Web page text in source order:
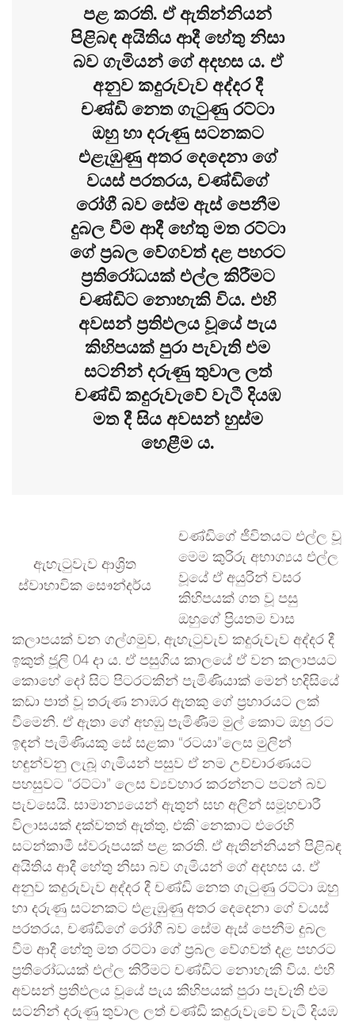
පළ කරති. ඒ ඇතින්නියන්
පිළිබඳ අයිතිය ආදී හේතු නිසා
බව ගැමියන් ගේ අදහස ය. ඒ
අනුව කදුරුවැව අද්දර දී
චණ්ඩි නෙත ගැටුණු රට්ටා
ඔහු හා දරුණු සටනකට
එළැඹුණු අතර දෙදෙනා ගේ
වයස් පරතරය, චණ්ඩිගේ
රෝගී බව සේම ඇස් පෙනීම
දුබල වීම ආදී හේතු මත රට්ටා
ගේ ප්‍රබල වේගවත් දළ පහරට
ප්‍රතිරෝධයක් එල්ල කිරීමට
චණ්ඩිට නොහැකි විය. එහි
අවසන් ප්‍රතිඵලය වූයේ පැය
කිහිපයක් පුරා පැවැති එම
සටනින් දරුණු තුවාල ලත්
චණ්ඩි කදුරුවැවේ වැටී දියඹ
මත දී සිය අවසන් හුස්ම
හෙළීම ය.
ඇහැටුවැව ආශ්‍රිත
ස්වාභාවික සෞන්දර්ය
චණ්ඩිගේ ජීවිතයට එල්ල වූ
මෙම කුරිරු අභාග්‍යය එල්ල
වූයේ ඒ අයුරින් වසර
කිහිපයක් ගත වූ පසු
ඔහුගේ ප්‍රියතම වාස
කලාපයක් වන ගල්ගමුව, ඇහැටුවැව කදුරුවැව අද්දර දී
ඉකුත් ජූලි 04 දා ය. ඒ පසුගිය කාලයේ ඒ වන කලාපයට
කොහේ දෝ සිට පිටරටකින් පැමිණියාක් මෙන් හදිසියේ
කඩා පාත් වූ තරුණ නාඹර ඇතකු ගේ ප්‍රහාරයට ලක්
වීමෙනි. ඒ ඇතා ගේ අහඹු පැමිණීම මුල් කොට ඔහු රට
ඉඳන් පැමිණියකු සේ සළකා “රටයා”ලෙස මුලින්
හඳුන්වනු ලැබූ ගැමියන් පසුව ඒ නම උච්චාරණයට
පහසුවට “රට්ටා” ලෙස ව්‍යවහාර කරන්නට පටන් බව
පැවසෙයි. සාමාන්‍යයෙන් ඇතුන් සහ අලින් සමූහචාරී
විලාසයක් දක්වතත් ඇත්තු, එකි`නෙකාට එරෙහි
සටන්කාමී ස්වරූපයක් පළ කරති. ඒ ඇතින්නියන් පිළිබඳ
අයිතිය ආදී හේතු නිසා බව ගැමියන් ගේ අදහස ය. ඒ
අනුව කදුරුවැව අද්දර දී චණ්ඩි නෙත ගැටුණු රට්ටා ඔහු
හා දරුණු සටනකට එළැඹුණු අතර දෙදෙනා ගේ වයස්
පරතරය, චණ්ඩිගේ රෝගී බව සේම ඇස් පෙනීම දුබල
වීම ආදී හේතු මත රට්ටා ගේ ප්‍රබල වේගවත් දළ පහරට
ප්‍රතිරෝධයක් එල්ල කිරීමට චණ්ඩිට නොහැකි විය. එහි
අවසන් ප්‍රතිඵලය වූයේ පැය කිහිපයක් පුරා පැවැති එම
සටනින් දරුණු තුවාල ලත් චණ්ඩි කදුරුවැවේ වැටී දියඹ